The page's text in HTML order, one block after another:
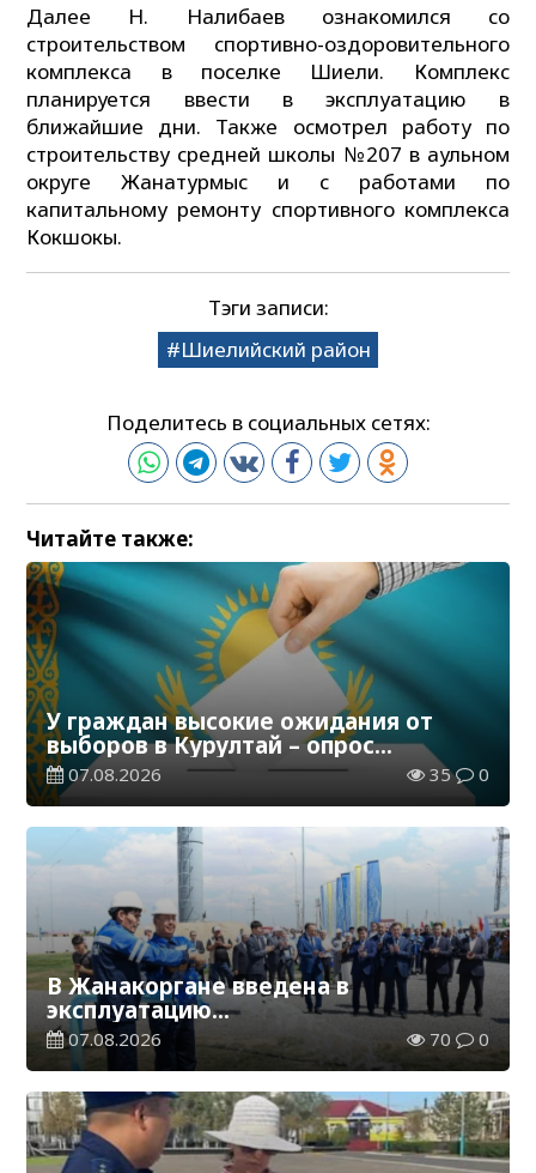
Далее Н. Налибаев ознакомился со
строительством спортивно-оздоровительного
комплекса в поселке Шиели. Комплекс
планируется ввести в эксплуатацию в
ближайшие дни. Также осмотрел работу по
строительству средней школы №207 в аульном
округе Жанатурмыс и с работами по
капитальному ремонту спортивного комплекса
Кокшокы.
Тэги записи:
Шиелийский район
Поделитесь в социальных сетях:
Читайте также:
У граждан высокие ожидания от
выборов в Курултай – опрос
общественного мнения
07.08.2026 35 0
В Жанакоргане введена в
эксплуатацию
водораспределительная станция
07.08.2026 70 0